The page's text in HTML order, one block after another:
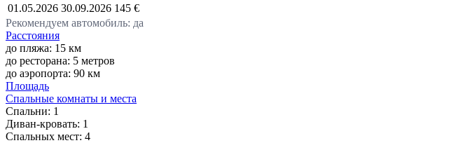
01.05.2026 30.09.2026 145 €
Рекомендуем автомобиль: да
Расстояния
до пляжа: 15 км
до ресторана: 5 метров
до аэропорта: 90 км
Площадь
Спальные комнаты и места
Спальни: 1
Диван-кровать: 1
Спальных мест: 4